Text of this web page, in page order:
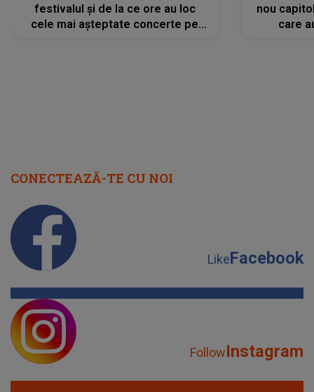
festivalul și de la ce ore au loc
cele mai așteptate concerte pe
nou
care
CONECTEAZĂ-TE CU NOI
LikeFacebook
FollowInstagram